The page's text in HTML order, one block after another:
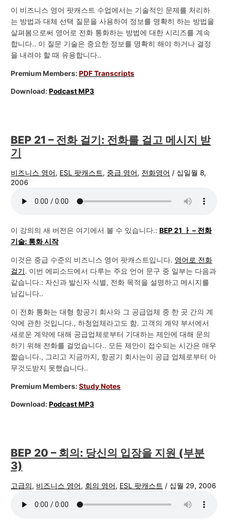
이 비즈니스 영어 팟캐스트 수업에서는 기술적인 문제를 처리하
는 방법과 대체 선택 질문을 사용하여 정보를 명확히 하는 방법을
살펴봄으로써 영어로 전화 통화하는 방법에 대한 시리즈를 계속
합니다.. 이 질문 기술은 중요한 정보를 명확히 해야 하거나 결정
을 내려야 할 때 유용합니다..
Premium Members:PDF Transcripts
Download:Podcast MP3
BEP 21 – 전화 걸기: 전화를 걸고 메시지 받
기
비즈니스 영어, ESL 팟캐스트, 중급 영어, 전화영어 / 십일월 8,
2006
이 강의의 새 버전은 여기에서 볼 수 있습니다.:BEP 21 ㅏ – 전화
기술: 통화 시작
이것은 중급 수준의 비즈니스 영어 팟캐스트입니다. 영어로 전화
걸기. 이번 에피소드에서 다루는 주요 언어 문구 중 일부는 다음과
같습니다.: 자신과 발신자 식별, 전화 목적을 설명하고 메시지를
남깁니다..
이 전화 통화는 대형 항공기 회사와 그 공급업체 중 한 곳 간의 계
약에 관한 것입니다., 하청업체라고도 함. 고객의 계약 부서에서
새로운 계약에 대해 공급업체로부터 기대하는 제안에 대해 문의
하기 위해 전화를 걸었습니다.. 모든 제안이 접수되는 시간은 매우
짧습니다., 그리고 지금까지, 항공기 회사는이 공급 업체로부터 아
무것도받지 못했습니다..
Premium Members:Study Notes
Download:Podcast MP3
BEP 20 – 회의: 당신의 입장을 지원 (부분
3)
고급의, 비즈니스 영어, 회의 영어, ESL 팟캐스트 / 십월 29, 2006